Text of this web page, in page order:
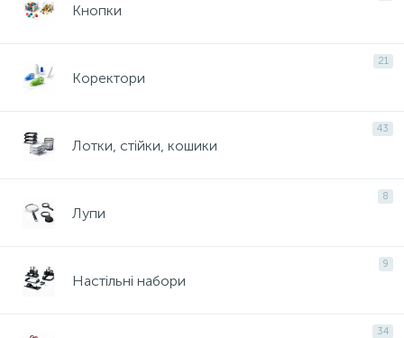
Кнопки
21
Коректори
43
Лотки, стійки, кошики
8
Лупи
9
Настільні набори
34